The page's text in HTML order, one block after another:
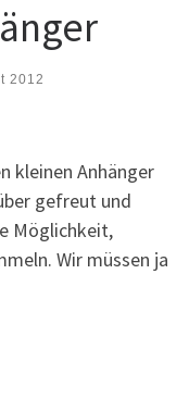
2012
kleinen Anhänger
gefreut und
Möglichkeit,
Wir müssen ja